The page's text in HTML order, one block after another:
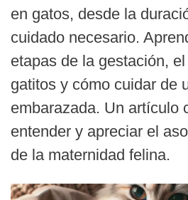
en gatos, desde la
cuidado necesario.
etapas de la gestación,
gatitos y cómo cuidar de
embarazada. Un artículo
entender y apreciar el
de la maternidad felina.